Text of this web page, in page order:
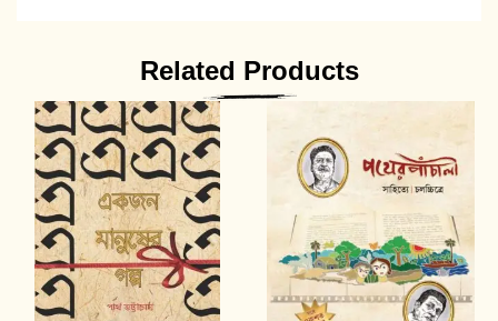
Related Products